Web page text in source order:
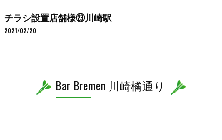
チラシ設置店舗様㉓川崎駅
2021/02/20
Bar Bremen 川崎橘通り